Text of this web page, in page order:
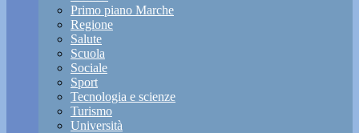
Primo piano Marche
Regione
Salute
Scuola
Sociale
Sport
Tecnologia e scienze
Turismo
Università